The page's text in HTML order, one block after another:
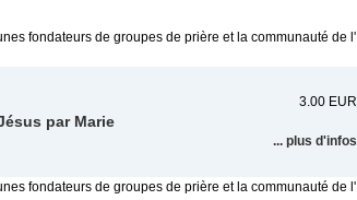
fondateurs de groupes de prière et la communauté de l'
par Marie
3.00 EUR
... plus d'infos
fondateurs de groupes de prière et la communauté de l'